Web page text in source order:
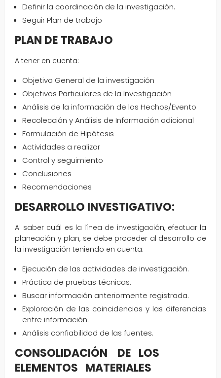
Definir la coordinación de la investigación.
Seguir Plan de trabajo
PLAN DE TRABAJO
A tener en cuenta:
Objetivo General de la investigación
Objetivos Particulares de la Investigación
Análisis de la información de los Hechos/Evento
Recolección y Análisis de Información adicional
Formulación de Hipótesis
Actividades a realizar
Control y seguimiento
Conclusiones
Recomendaciones
DESARROLLO INVESTIGATIVO:
Al saber cuál es la línea de investigación, efectuar la
planeación y plan, se debe proceder al desarrollo de
la investigación teniendo en cuenta:
Ejecución de las actividades de investigación.
Práctica de pruebas técnicas.
Buscar información anteriormente registrada.
Exploración de las coincidencias y las diferencias
entre información.
Análisis confiabilidad de las fuentes.
CONSOLIDACIÓN DE LOS
ELEMENTOS MATERIALES